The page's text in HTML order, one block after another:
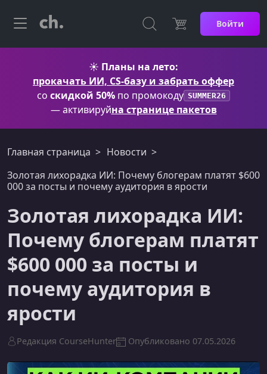
Войти
☀️ Планы на лето:
прокачать ИИ, CS-базу и забрать оффер
со скидкой 50% по промокоду SUMMER26
— активируйна странице пакетов
Главная страница
Новости
Золотая лихорадка ИИ: Почему блогерам платят $600
000 за посты и почему аудитория в ярости
Золотая лихорадка ИИ:
Почему блогерам платят
$600 000 за посты и
почему аудитория в
ярости
Редакция CourseHunter Опубликовано 07.05.2026